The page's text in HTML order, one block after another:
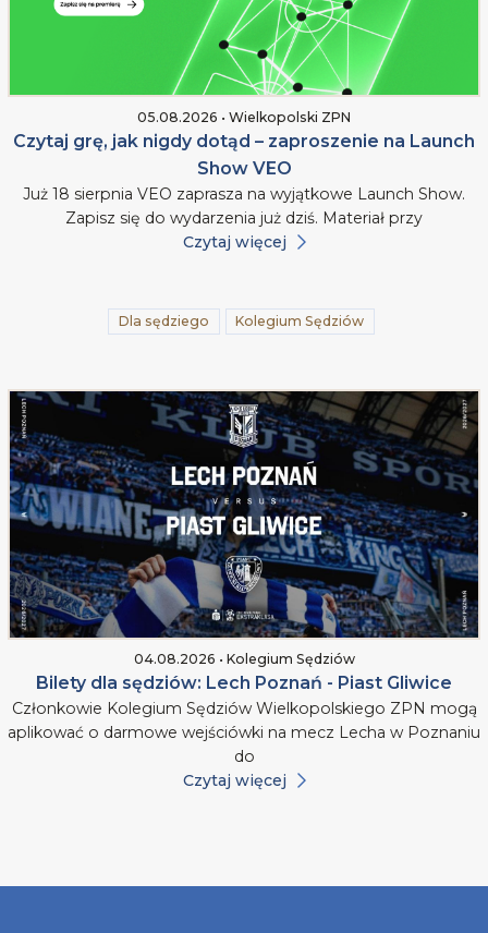
05.08.2026 • Wielkopolski ZPN
Czytaj grę, jak nigdy dotąd – zaproszenie na Launch
Show VEO
Już 18 sierpnia VEO zaprasza na wyjątkowe Launch Show.
Zapisz się do wydarzenia już dziś. Materiał przy
Czytaj więcej
Dla sędziego Kolegium Sędziów
04.08.2026 • Kolegium Sędziów
Bilety dla sędziów: Lech Poznań - Piast Gliwice
Członkowie Kolegium Sędziów Wielkopolskiego ZPN mogą
aplikować o darmowe wejściówki na mecz Lecha w Poznaniu
do
Czytaj więcej